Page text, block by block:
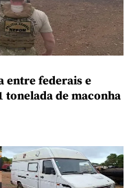
entre federais e
tonelada de maconha